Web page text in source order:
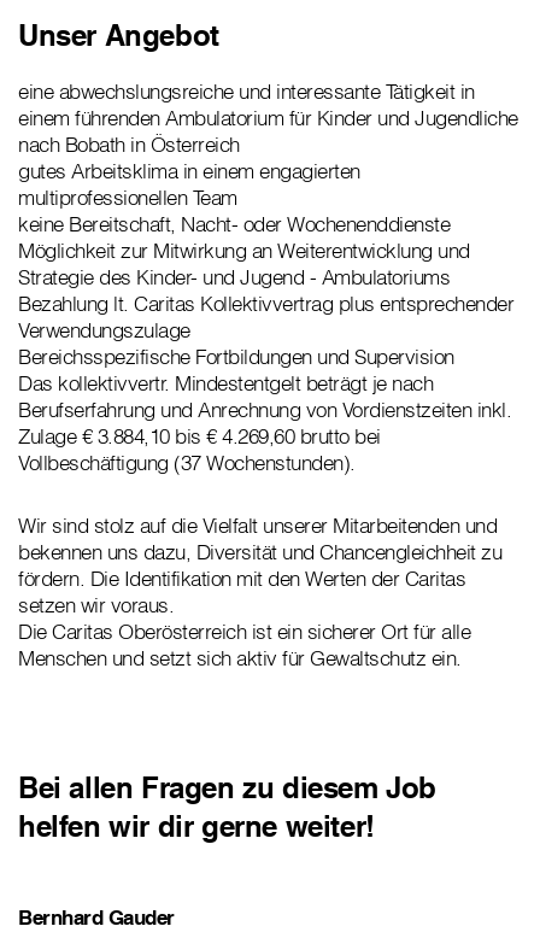
Unser Angebot
eine abwechslungsreiche und interessante Tätigkeit in
einem führenden Ambulatorium für Kinder und Jugendliche
nach Bobath in Österreich
gutes Arbeitsklima in einem engagierten
multiprofessionellen Team
keine Bereitschaft, Nacht- oder Wochenenddienste
Möglichkeit zur Mitwirkung an Weiterentwicklung und
Strategie des Kinder- und Jugend - Ambulatoriums
Bezahlung lt. Caritas Kollektivvertrag plus entsprechender
Verwendungszulage
Bereichsspezifische Fortbildungen und Supervision
Das kollektivvertr. Mindestentgelt beträgt je nach
Berufserfahrung und Anrechnung von Vordienstzeiten inkl.
Zulage € 3.884,10 bis € 4.269,60 brutto bei
Vollbeschäftigung (37 Wochenstunden).
Wir sind stolz auf die Vielfalt unserer Mitarbeitenden und
bekennen uns dazu, Diversität und Chancengleichheit zu
fördern. Die Identifikation mit den Werten der Caritas
setzen wir voraus.
Die Caritas Oberösterreich ist ein sicherer Ort für alle
Menschen und setzt sich aktiv für Gewaltschutz ein.
Bei allen Fragen zu diesem Job
helfen wir dir gerne weiter!
Bernhard Gauder